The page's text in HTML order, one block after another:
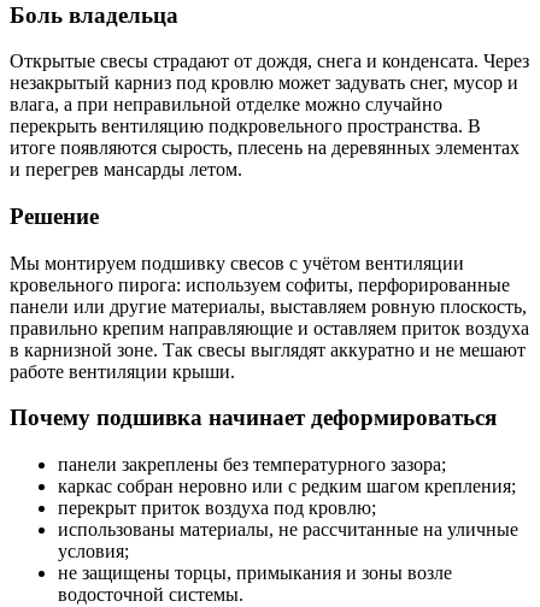
Боль владельца
Открытые свесы страдают от дождя, снега и конденсата. Через
незакрытый карниз под кровлю может задувать снег, мусор и
влага, а при неправильной отделке можно случайно
перекрыть вентиляцию подкровельного пространства. В
итоге появляются сырость, плесень на деревянных элементах
и перегрев мансарды летом.
Решение
Мы монтируем подшивку свесов с учётом вентиляции
кровельного пирога: используем софиты, перфорированные
панели или другие материалы, выставляем ровную плоскость,
правильно крепим направляющие и оставляем приток воздуха
в карнизной зоне. Так свесы выглядят аккуратно и не мешают
работе вентиляции крыши.
Почему подшивка начинает деформироваться
панели закреплены без температурного зазора;
каркас собран неровно или с редким шагом крепления;
перекрыт приток воздуха под кровлю;
использованы материалы, не рассчитанные на уличные
условия;
не защищены торцы, примыкания и зоны возле
водосточной системы.